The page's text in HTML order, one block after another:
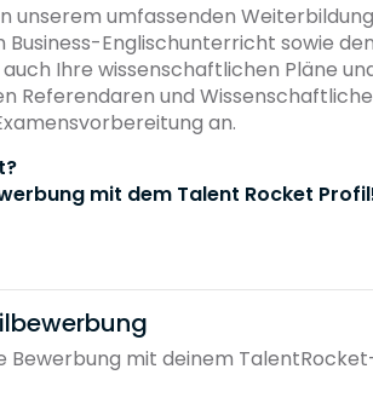
unserem umfassenden
Englischunterricht sowie
Ihre wissenschaftlichen Pläne
Referendaren und
an.
mit dem Talent Rocket
mit deinem